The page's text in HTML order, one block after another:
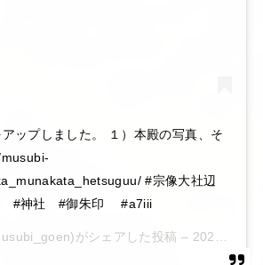
ップしました。 １）本殿の写真、そ
#宗像大社辺
#神社 #御朱印 #a7iii
がシェアした投稿 – 2020年 6月月6日午後10時15分PDT